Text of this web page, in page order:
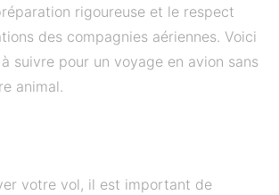
rigoureuse et le respect
des compagnies aériennes. Voici
suivre pour un voyage en avion sans
animal.
votre vol, il est important de